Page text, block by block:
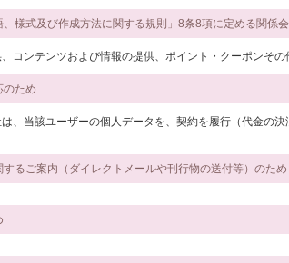
様式及び作成方法に関する規則」8条8項に定める関係
コンテンツおよび情報の提供、ポイント・クーポンそ
のため
、当該ユーザーの個人データを、契約を履行（代金
るご案内（ダイレクトメールや刊行物の送付等）のため